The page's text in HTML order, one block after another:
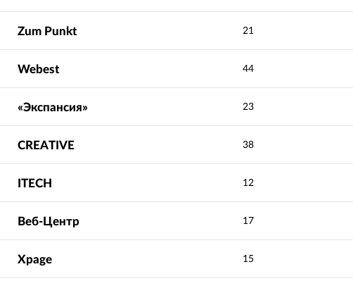
Zum Punkt 21
Webest 44
«Экспансия» 23
CREATIVE 38
ITECH 12
Веб-Центр 17
Xpage 15